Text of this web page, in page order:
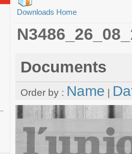
Downloads Home
Documents
Order by : Name